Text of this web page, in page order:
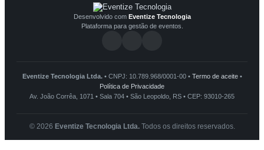
Desenvolvido com Eventize Tecnologia
Plataforma para gestão de eventos.
Eventize Tecnologia Ltda.• CNPJ: 10.789.968/0001-00 • Termo de aceite•
Política de Privacidade
Av. João Corrêa, 1071 • Sala 704 • São Leopoldo, RS • CEP: 93010-265
© 2026 Eventize Tecnologia Ltda.Todos os direitos reservados.